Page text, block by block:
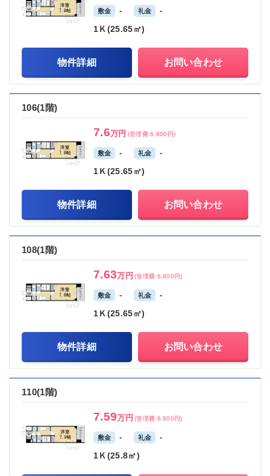
敷金 - 礼金 -
1Ｋ(25.65㎡)
物件詳細 お問い合わせ
106(1階)
7.6万円 (管理費 6,800円)
敷金 - 礼金 -
1Ｋ(25.65㎡)
物件詳細 お問い合わせ
108(1階)
7.63万円 (管理費 6,800円)
敷金 - 礼金 -
1Ｋ(25.65㎡)
物件詳細 お問い合わせ
110(1階)
7.59万円 (管理費 6,900円)
敷金 - 礼金 -
1Ｋ(25.8㎡)